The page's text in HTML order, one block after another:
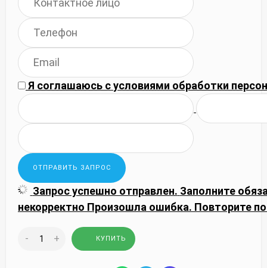
Я соглашаюсь сусловиями обработки
Запрос успешно отправлен. Заполните
некорректно Произошла ошибка. Повторите
- + КУПИТЬ